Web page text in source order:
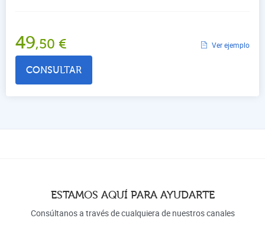
49,50 € Ver ejemplo
CONSULTAR
ESTAMOS AQUÍ PARA AYUDARTE
Consúltanos a través de cualquiera de nuestros canales